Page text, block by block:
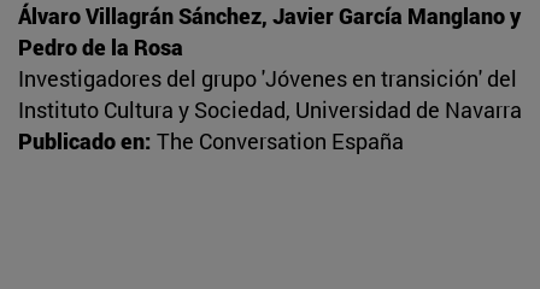
Álvaro Villagrán Sánchez, Javier García Manglano y
Pedro de la Rosa
Investigadores del grupo 'Jóvenes en transición' del
Instituto Cultura y Sociedad, Universidad de Navarra
Publicado en: The Conversation España